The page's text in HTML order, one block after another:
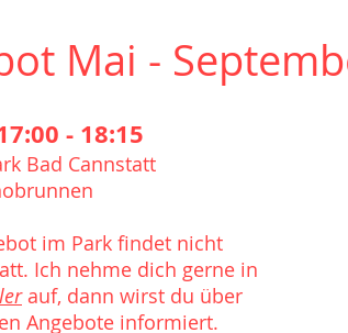
Mai -
- 18:15
Bad Cannstatt
im Park findet nicht
Ich nehme dich gerne in
auf, dann wirst du über
Angebote informiert.